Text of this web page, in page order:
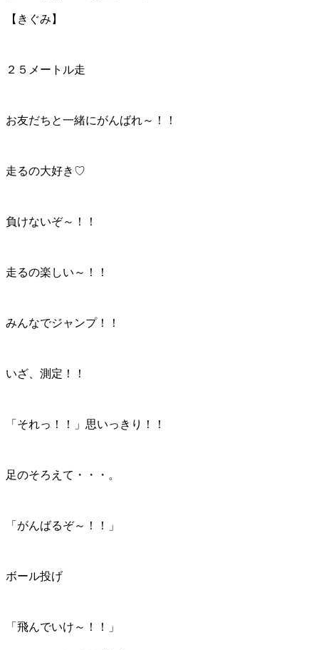
【きぐみ】
２５メートル走
お友だちと一緒にがんばれ～！！
走るの大好き♡
負けないぞ～！！
走るの楽しい～！！
みんなでジャンプ！！
いざ、測定！！
「それっ！！」思いっきり！！
足のそろえて・・・。
「がんばるぞ～！！」
ボール投げ
「飛んでいけ～！！」